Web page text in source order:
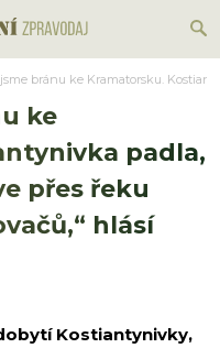
bránu ke Kramatorsku.
ke
padla,
přes řeku
hlásí
Kostiantynivky,